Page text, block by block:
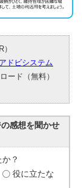
アドビシステム
ード（無料）
感想を聞かせ
？
役に立たな